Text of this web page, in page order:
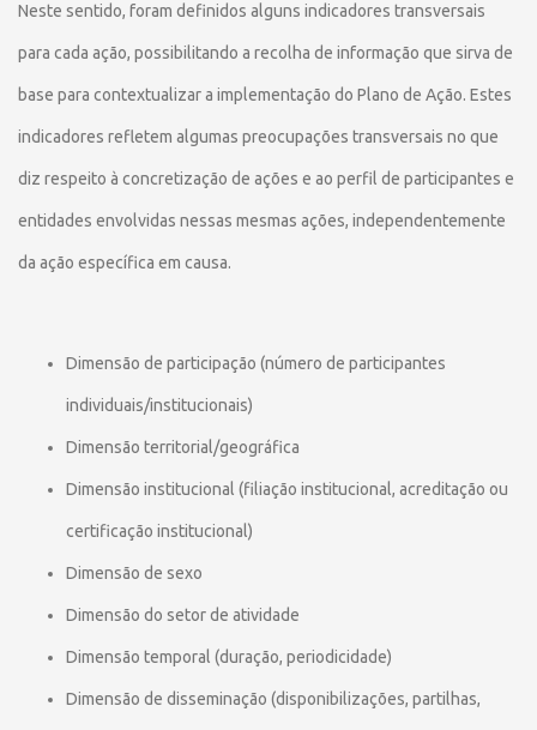
Neste sentido, foram definidos alguns indicadores transversais
para cada ação, possibilitando a recolha de informação que sirva de
base para contextualizar a implementação do Plano de Ação. Estes
indicadores refletem algumas preocupações transversais no que
diz respeito à concretização de ações e ao perfil de participantes e
entidades envolvidas nessas mesmas ações, independentemente
da ação específica em causa.
Dimensão de participação (número de participantes
individuais/institucionais)
Dimensão territorial/geográfica
Dimensão institucional (filiação institucional, acreditação ou
certificação institucional)
Dimensão de sexo
Dimensão do setor de atividade
Dimensão temporal (duração, periodicidade)
Dimensão de disseminação (disponibilizações, partilhas,